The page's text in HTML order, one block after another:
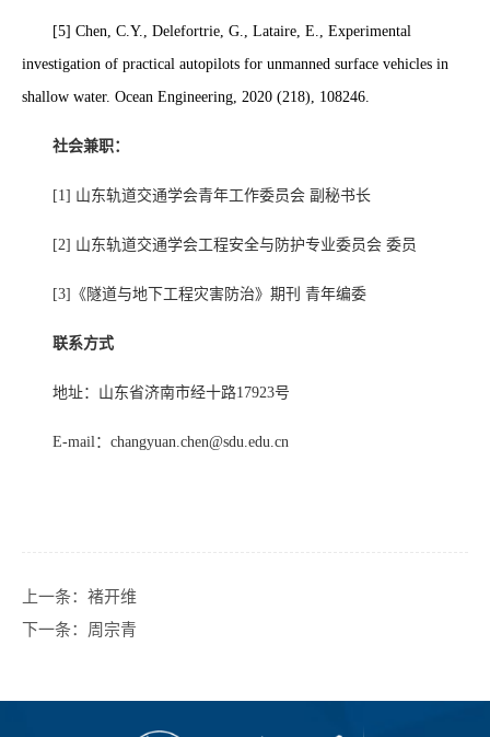
[5] Chen, C.Y., Delefortrie, G., Lataire, E., Experimental
investigation of practical autopilots for unmanned surface vehicles in
shallow water. Ocean Engineering, 2020 (218), 108246.
社会兼职：
[1] 山东轨道交通学会青年工作委员会 副秘书长
[2] 山东轨道交通学会工程安全与防护专业委员会 委员
[3] 《隧道与地下工程灾害防治》期刊 青年编委
联系方式
地址：山东省济南市经十路17923号
E-mail ： changyuan.chen@sdu.edu.cn
上一条： 褚开维
下一条： 周宗青